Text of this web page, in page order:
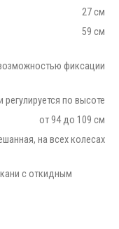
27 см
59 см
фиксации
по высоте
от 94 до 109 см
на всех колесах
с откидным